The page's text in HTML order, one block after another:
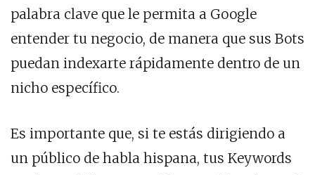
palabra clave que le permita a Google
entender tu negocio, de manera que sus Bots
puedan indexarte rápidamente dentro de un
nicho específico.
Es importante que, si te estás dirigiendo a
un público de habla hispana, tus Keywords